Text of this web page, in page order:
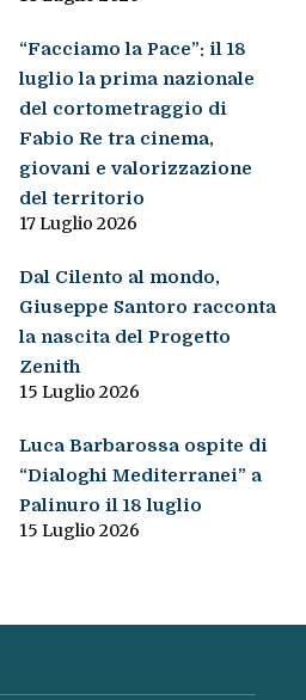
“Facciamo la Pace”: il 18
luglio la prima nazionale
del cortometraggio di
Fabio Re tra cinema,
giovani e valorizzazione
del territorio
17 Luglio 2026
Dal Cilento al mondo,
Giuseppe Santoro racconta
la nascita del Progetto
Zenith
15 Luglio 2026
Luca Barbarossa ospite di
“Dialoghi Mediterranei” a
Palinuro il 18 luglio
15 Luglio 2026